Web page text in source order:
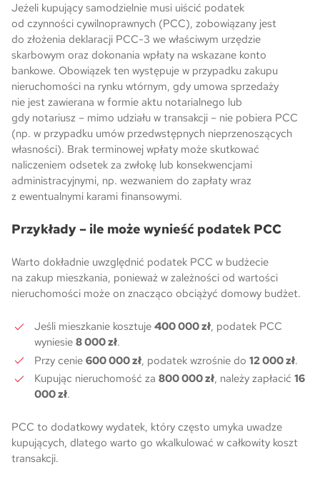
Jeżeli kupujący samodzielnie musi uiścić podatek
od czynności cywilnoprawnych (PCC), zobowiązany jest
do złożenia deklaracji PCC-3 we właściwym urzędzie
skarbowym oraz dokonania wpłaty na wskazane konto
bankowe. Obowiązek ten występuje w przypadku zakupu
nieruchomości na rynku wtórnym, gdy umowa sprzedaży
nie jest zawierana w formie aktu notarialnego lub
gdy notariusz – mimo udziału w transakcji – nie pobiera PCC
(np. w przypadku umów przedwstępnych nieprzenoszących
własności). Brak terminowej wpłaty może skutkować
naliczeniem odsetek za zwłokę lub konsekwencjami
administracyjnymi, np. wezwaniem do zapłaty wraz
z ewentualnymi karami finansowymi.
Przykłady – ile może wynieść podatek PCC
Warto dokładnie uwzględnić podatek PCC w budżecie
na zakup mieszkania, ponieważ w zależności od wartości
nieruchomości może on znacząco obciążyć domowy budżet.
Jeśli mieszkanie kosztuje 400 000 zł, podatek PCC
wyniesie 8 000 zł.
Przy cenie 600 000 zł, podatek wzrośnie do 12 000 zł.
Kupując nieruchomość za 800 000 zł, należy zapłacić 16
000 zł.
PCC to dodatkowy wydatek, który często umyka uwadze
kupujących, dlatego warto go wkalkulować w całkowity koszt
transakcji.